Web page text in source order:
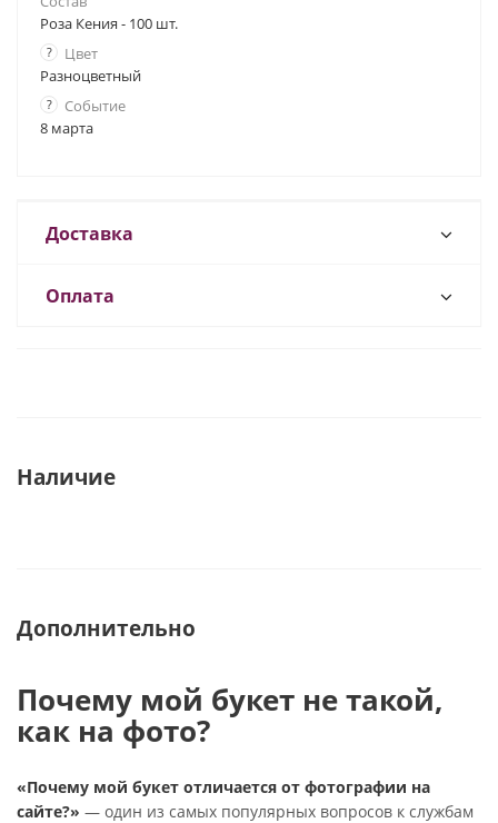
Роза Кения - 100 шт.
?
Цвет
Разноцветный
?
Событие
8 марта
Доставка
Оплата
Наличие
Дополнительно
Почему мой букет не такой,
как на фото?
«Почему мой букет отличается от фотографии на
сайте?» — один из самых популярных вопросов к службам